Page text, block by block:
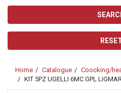
Home Catalogue Coocking/
KIT 5PZ UGELLI 6MC GPL